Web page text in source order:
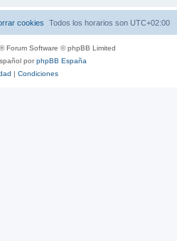
Todos los horarios son UTC+02:00
cookies
® Forum Software © phpBB Limited
porphpBB España
| Condiciones